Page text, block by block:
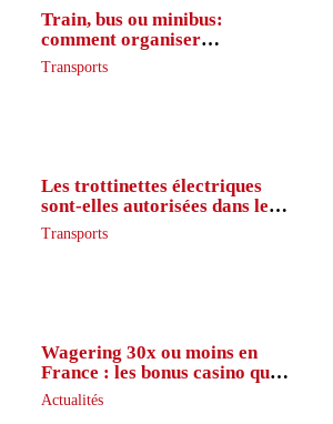
Train, bus ou minibus:
comment organiser
l’itinéraire en France
Transports
Les trottinettes électriques
sont-elles autorisées dans le
métro ?
Transports
Wagering 30x ou moins en
France : les bonus casino que
peu de joueurs connaissent
vraiment
Actualités